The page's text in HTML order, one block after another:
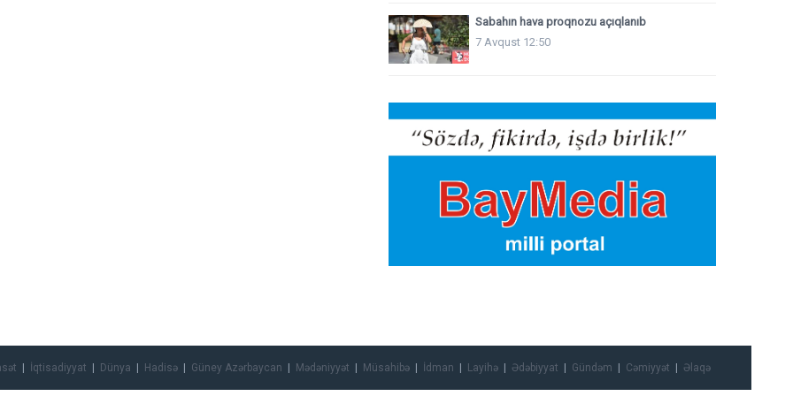
Sabahın hava proqnozu açıqlanıb
7 Avqust 12:50
İqtisadiyyat Dünya Hadisə Güney Azərbaycan Mədəniyyət Müsahibə İdman Layihə Ədəbiyyat Gündəm Cəmiyyət Əlaqə